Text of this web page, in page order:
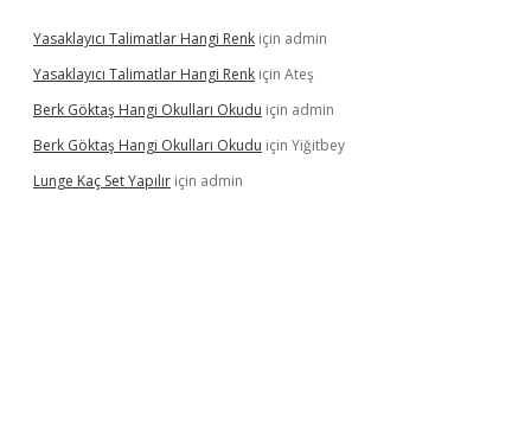
Yasaklayıcı Talimatlar Hangi Renk için admin
Yasaklayıcı Talimatlar Hangi Renk için Ateş
Berk Göktaş Hangi Okulları Okudu için admin
Berk Göktaş Hangi Okulları Okudu için Yiğitbey
Lunge Kaç Set Yapılır için admin